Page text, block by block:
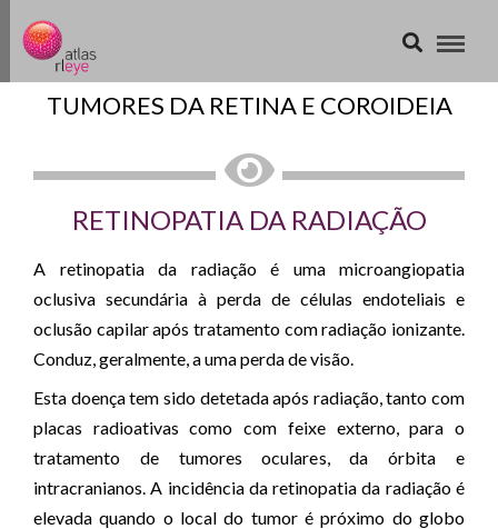
TUMORES DA RETINA E COROIDEIA
RETINOPATIA DA RADIAÇÃO
A retinopatia da radiação é uma microangiopatia
oclusiva secundária à perda de células endoteliais e
oclusão capilar após tratamento com radiação ionizante.
Conduz, geralmente, a uma perda de visão.
Esta doença tem sido detetada após radiação, tanto com
placas radioativas como com feixe externo, para o
tratamento de tumores oculares, da órbita e
intracranianos. A incidência da retinopatia da radiação é
elevada quando o local do tumor é próximo do globo